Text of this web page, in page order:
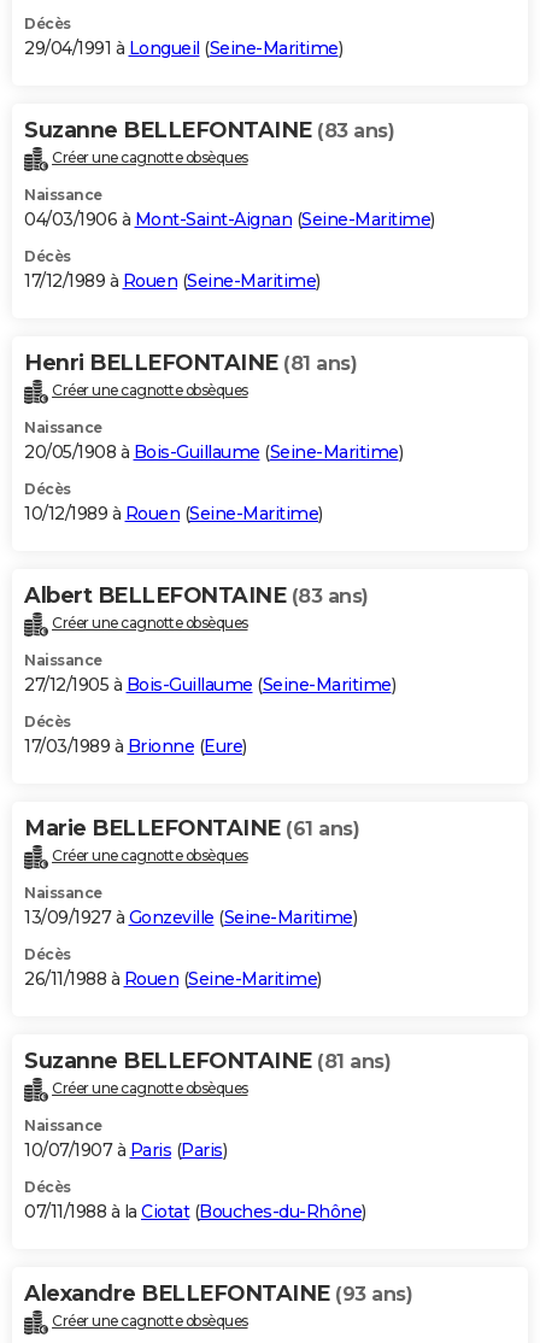
Décès
29/04/1991 à Longueil (Seine-Maritime)
Suzanne BELLEFONTAINE (83 ans)
Créer une cagnotte obsèques
Naissance
04/03/1906 à Mont-Saint-Aignan (Seine-Maritime)
Décès
17/12/1989 à Rouen (Seine-Maritime)
Henri BELLEFONTAINE (81 ans)
Créer une cagnotte obsèques
Naissance
20/05/1908 à Bois-Guillaume (Seine-Maritime)
Décès
10/12/1989 à Rouen (Seine-Maritime)
Albert BELLEFONTAINE (83 ans)
Créer une cagnotte obsèques
Naissance
27/12/1905 à Bois-Guillaume (Seine-Maritime)
Décès
17/03/1989 à Brionne (Eure)
Marie BELLEFONTAINE (61 ans)
Créer une cagnotte obsèques
Naissance
13/09/1927 à Gonzeville (Seine-Maritime)
Décès
26/11/1988 à Rouen (Seine-Maritime)
Suzanne BELLEFONTAINE (81 ans)
Créer une cagnotte obsèques
Naissance
10/07/1907 à Paris (Paris)
Décès
07/11/1988 à la Ciotat(Bouches-du-Rhône)
Alexandre BELLEFONTAINE (93 ans)
Créer une cagnotte obsèques